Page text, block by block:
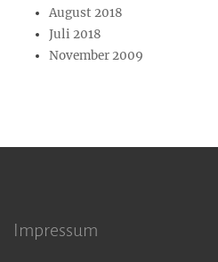
August 2018
Juli 2018
November 2009
Impressum